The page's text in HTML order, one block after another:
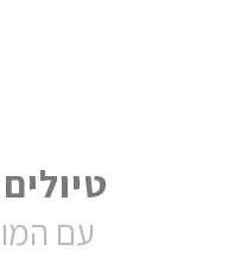
עם